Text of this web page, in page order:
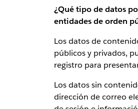
¿Qué tipo de datos
entidades de orden
Los datos de
públicos y privados,
registro para
Los datos sin
dirección de correo